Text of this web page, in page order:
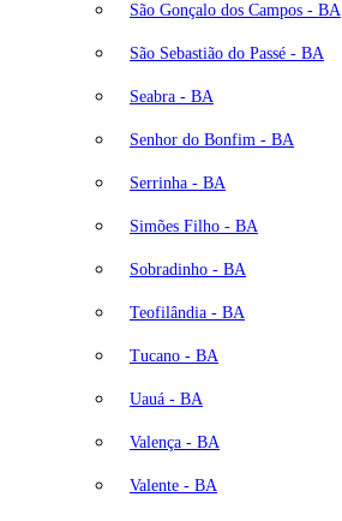
São Gonçalo dos Campos - BA
São Sebastião do Passé - BA
Seabra - BA
Senhor do Bonfim - BA
Serrinha - BA
Simões Filho - BA
Sobradinho - BA
Teofilândia - BA
Tucano - BA
Uauá - BA
Valença - BA
Valente - BA